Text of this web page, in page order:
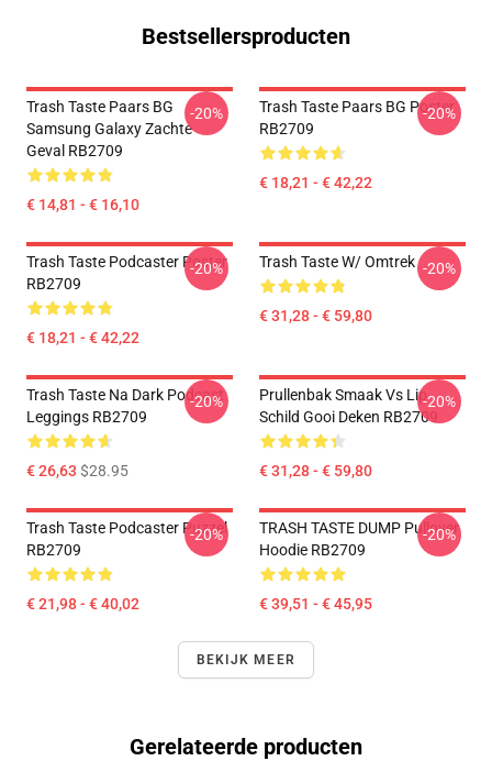
Bestsellersproducten
Trash Taste Paars BG
Samsung Galaxy Zachte
Geval RB2709
€ 14,81 - € 16,10
-20%
Trash Taste Paars BG Poster
RB2709
€ 18,21 - € 42,22
-20%
Trash Taste Podcaster Poster
RB2709
€ 18,21 - € 42,22
-20% Trash Taste W/ Omtrek
€ 31,28 - € 59,80
-20%
Trash Taste Na Dark Podcast
Leggings RB2709
€ 26,63 $28.95
-20%
Prullenbak Smaak Vs Lip
Schild Gooi Deken RB2709
€ 31,28 - € 59,80
-20%
Trash Taste Podcaster Puzzel
RB2709
€ 21,98 - € 40,02
-20%
TRASH TASTE DUMP Pullover
Hoodie RB2709
€ 39,51 - € 45,95
-20%
BEKIJK MEER
Gerelateerde producten